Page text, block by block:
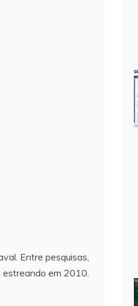
Entre pesquisas,
estreando em 2010.